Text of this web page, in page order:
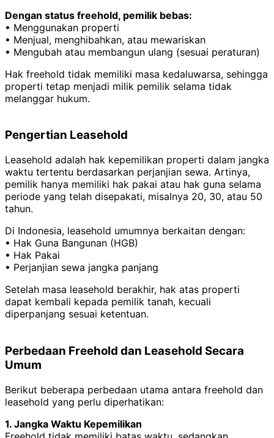
Dengan status freehold, pemilik bebas:
• Menggunakan properti
• Menjual, menghibahkan, atau mewariskan
• Mengubah atau membangun ulang (sesuai peraturan)
Hak freehold tidak memiliki masa kedaluwarsa, sehingga
properti tetap menjadi milik pemilik selama tidak
melanggar hukum.
Pengertian Leasehold
Leasehold adalah hak kepemilikan properti dalam jangka
waktu tertentu berdasarkan perjanjian sewa. Artinya,
pemilik hanya memiliki hak pakai atau hak guna selama
periode yang telah disepakati, misalnya 20, 30, atau 50
tahun.
Di Indonesia, leasehold umumnya berkaitan dengan:
• Hak Guna Bangunan (HGB)
• Hak Pakai
• Perjanjian sewa jangka panjang
Setelah masa leasehold berakhir, hak atas properti
dapat kembali kepada pemilik tanah, kecuali
diperpanjang sesuai ketentuan.
Perbedaan Freehold dan Leasehold Secara
Umum
Berikut beberapa perbedaan utama antara freehold dan
leasehold yang perlu diperhatikan:
1. Jangka Waktu Kepemilikan